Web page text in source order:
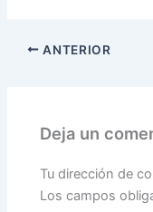
ANTERIOR
Deja un
Tu dirección de
Los campos